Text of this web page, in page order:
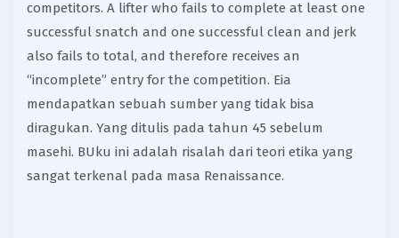
competitors. A lifter who fails to complete at least one
successful snatch and one successful clean and jerk
also fails to total, and therefore receives an
“incomplete” entry for the competition. Eia
mendapatkan sebuah sumber yang tidak bisa
diragukan. Yang ditulis pada tahun 45 sebelum
masehi. BUku ini adalah risalah dari teori etika yang
sangat terkenal pada masa Renaissance.